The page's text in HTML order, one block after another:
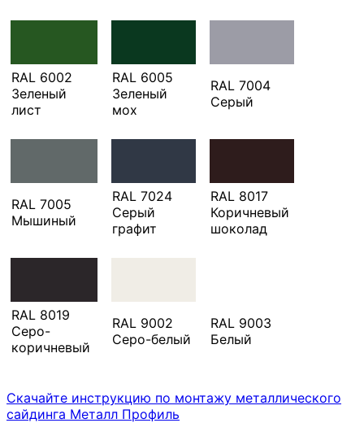
RAL 6002
Зеленый
лист
RAL 6005
Зеленый
мох
RAL 7004
Серый
RAL 7005
Мышиный
RAL 7024
Серый
графит
RAL 8017
Коричневый
шоколад
RAL 8019
Серо-
коричневый
RAL 9002
Серо-белый
RAL 9003
Белый
Скачайте инструкцию по монтажу металлического
сайдинга Металл Профиль